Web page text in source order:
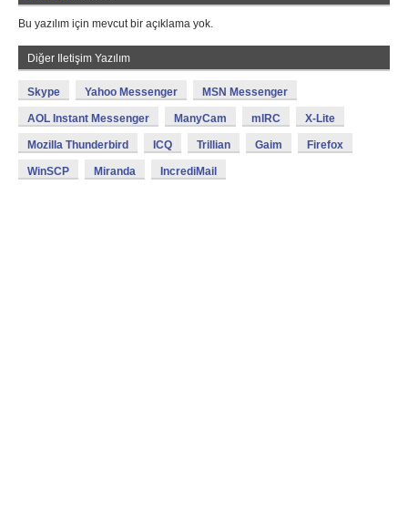
Bu yazılım için mevcut bir açıklama yok.
Diğer Iletişim Yazılım
Skype Yahoo Messenger MSN Messenger
AOL Instant Messenger ManyCam mIRC X-Lite
Mozilla Thunderbird ICQ Trillian Gaim Firefox
WinSCP Miranda IncrediMail